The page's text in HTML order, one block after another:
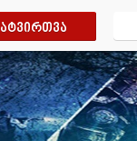
ატვირთვა